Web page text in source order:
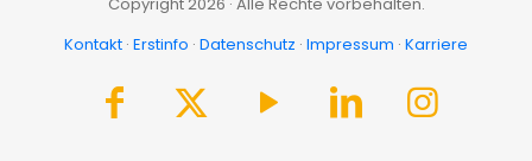
Kontakt · Erstinfo · Datenschutz · Impressum · Karriere